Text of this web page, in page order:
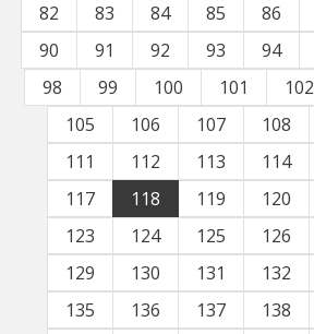
82
83 84 85 86
90
91 92 93 94
98
99 100 101 102
105
106 107 108
111
112 113 114
117
118 119 120
123
124 125 126
129
130 131 132
135
136 137 138